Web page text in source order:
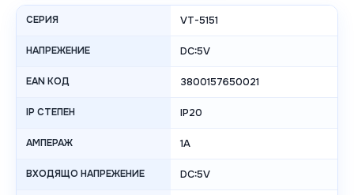
СЕРИЯ VT-5151
НАПРЕЖЕНИЕ DC:5V
EAN КОД 3800157650021
IP СТЕПЕН IP20
АМПЕРАЖ 1A
ВХОДЯЩО НАПРЕЖЕНИЕ DC:5V